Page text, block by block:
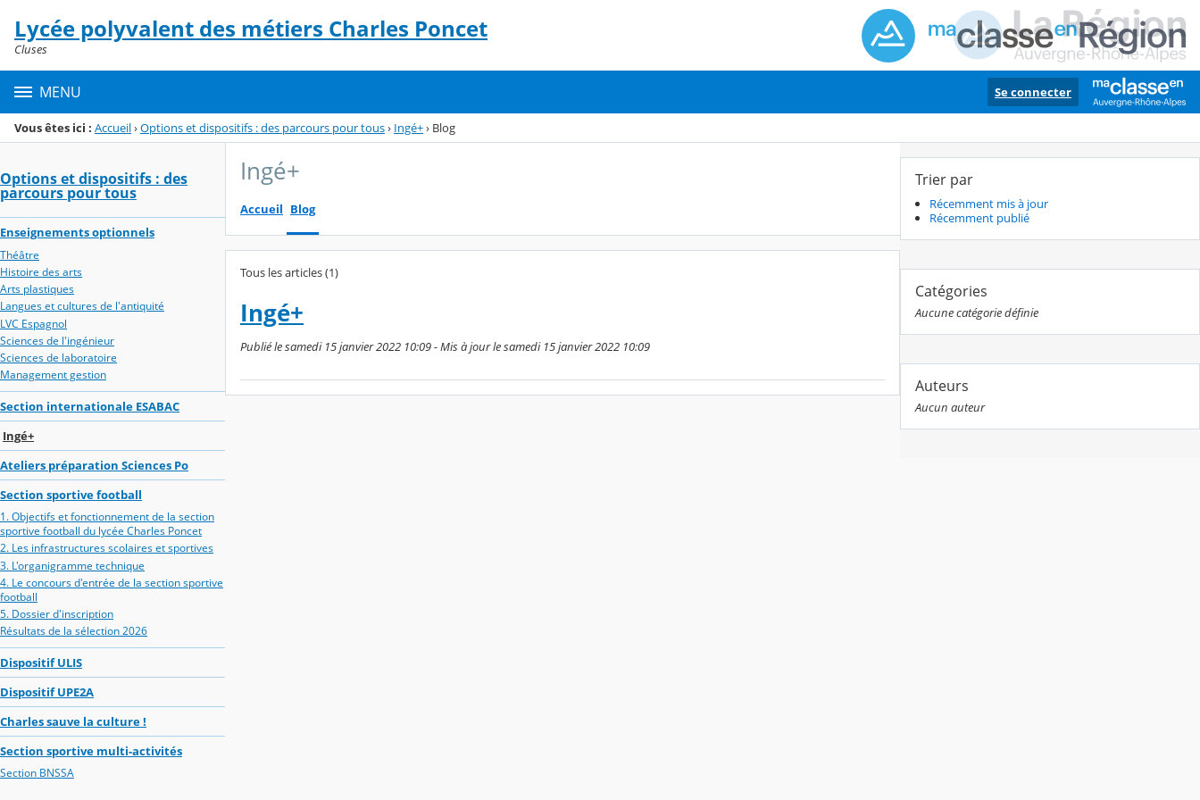
Menu de la rubrique
Contenu
Lycée polyvalent des métiers Charles Poncet
Cluses
MENU Se connecter
Vous êtes ici : Accueil›Options et dispositifs : des parcours pour tous› Ingé+› Blog
Options et dispositifs : des
parcours pour tous
Enseignements optionnels
Théâtre
Histoire des arts
Arts plastiques
Langues et cultures de l'antiquité
LVC Espagnol
Sciences de l'ingénieur
Sciences de laboratoire
Management gestion
Section internationale ESABAC
Ingé+
Ateliers préparation Sciences Po
Section sportive football
1. Objectifs et fonctionnement de la section
sportive football du lycée Charles Poncet
2. Les infrastructures scolaires et sportives
3. L'organigramme technique
4. Le concours d'entrée de la section sportive
football
5. Dossier d'inscription
Résultats de la sélection 2026
Dispositif ULIS
Dispositif UPE2A
Charles sauve la culture !
Section sportive multi-activités
Section BNSSA
Ingé+
Accueil Blog
Tous les articles (1)
Ingé+
Publié le samedi 15 janvier 2022 10:09 - Mis à jour le samedi 15 janvier 2022 10:09
Trier par
Récemment mis à jour
Récemment publié
Catégories
Aucune catégorie définie
Auteurs
Aucun auteur